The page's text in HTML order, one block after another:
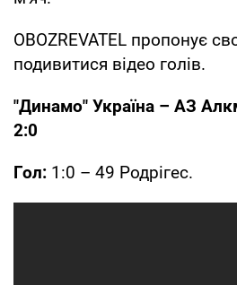
OBOZREVATEL пропонує
подивитися відео голів.
"Динамо" Україна – АЗ
2:0
Гол: 1:0 – 49 Родрігес.